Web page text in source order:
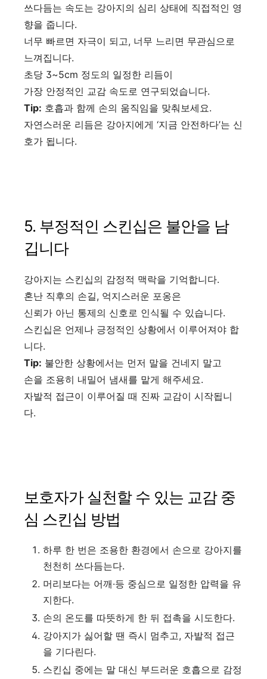
쓰다듬는 속도는 강아지의 심리 상태에 직접적인 영
향을 줍니다.
너무 빠르면 자극이 되고, 너무 느리면 무관심으로
느껴집니다.
초당 3~5cm 정도의 일정한 리듬이
가장 안정적인 교감 속도로 연구되었습니다.
Tip: 호흡과 함께 손의 움직임을 맞춰보세요.
자연스러운 리듬은 강아지에게 ‘지금 안전하다’는 신
호가 됩니다.
5. 부정적인 스킨십은 불안을 남
깁니다
강아지는 스킨십의 감정적 맥락을 기억합니다.
혼난 직후의 손길, 억지스러운 포옹은
신뢰가 아닌 통제의 신호로 인식될 수 있습니다.
스킨십은 언제나 긍정적인 상황에서 이루어져야 합
니다.
Tip: 불안한 상황에서는 먼저 말을 건네지 말고
손을 조용히 내밀어 냄새를 맡게 해주세요.
자발적 접근이 이루어질 때 진짜 교감이 시작됩니
다.
보호자가 실천할 수 있는 교감 중
심 스킨십 방법
하루 한 번은 조용한 환경에서 손으로 강아지를
천천히 쓰다듬는다.
머리보다는 어깨·등 중심으로 일정한 압력을 유
지한다.
손의 온도를 따뜻하게 한 뒤 접촉을 시도한다.
강아지가 싫어할 땐 즉시 멈추고, 자발적 접근
을 기다린다.
스킨십 중에는 말 대신 부드러운 호흡으로 감정